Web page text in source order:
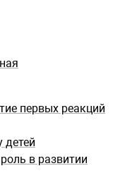
первых реакций
детей
в развитии